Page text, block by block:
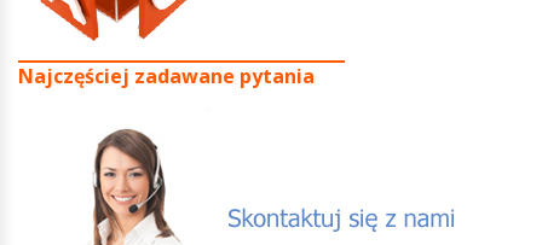
Najczęściej zadawane pytania